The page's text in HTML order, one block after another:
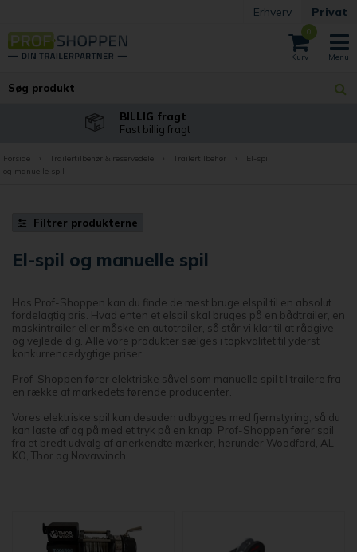
Erhverv Privat
0
BILLIG fragt
Fast billig fragt
Forside Trailertilbehør & reservedele Trailertilbehør
El-spil
og manuelle spil
Filtrer produkterne
El-spil og manuelle spil
Hos Prof-Shoppen kan du finde de mest bruge elspil til en absolut
fordelagtig pris. Hvad enten et elspil skal bruges på en bådtrailer, en
maskintrailer eller måske en autotrailer, så står vi klar til at rådgive
og vejlede dig. Alle vore produkter sælges i topkvalitet til yderst
konkurrencedygtige priser.
Prof-Shoppen fører elektriske såvel som manuelle spil til trailere fra
en række af markedets førende producenter.
Vores elektriske spil kan desuden udbygges med fjernstyring, så du
kan laste af og på med et tryk på en knap. Prof-Shoppen fører spil
fra et bredt udvalg af anerkendte mærker, herunder Woodford, AL-
KO, Thor og Novawinch.